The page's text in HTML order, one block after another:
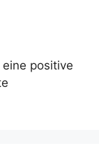
positive